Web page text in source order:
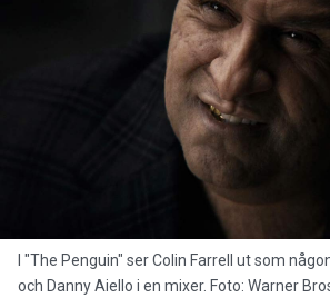
I "The Penguin" ser Colin Farrell ut som
och Danny Aiello i en mixer. Foto: Warner